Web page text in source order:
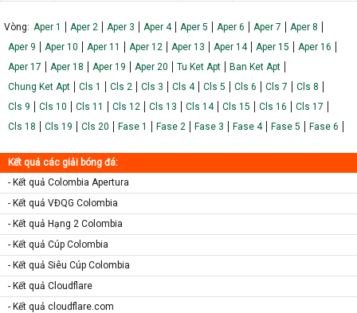
Vòng: Aper 1 Aper 2 Aper 3 Aper 4 Aper 5 Aper 6 Aper 7
Aper 8
Aper 9
Aper 10 Aper 11 Aper 12 Aper 13 Aper 14 Aper 15
Aper 16
Aper 17
Aper 18 Aper 19 Aper 20 Tu Ket Apt
Ban Ket Apt
Chung Ket Apt
Cls 1 Cls 2 Cls 3 Cls 4 Cls 5 Cls 6 Cls 7
Cls 8
Cls 9
Cls 10 Cls 11 Cls 12 Cls 13 Cls 14 Cls 15 Cls 16
Cls 17
Cls 18
Cls 19 Cls 20 Fase 1 Fase 2 Fase 3 Fase 4 Fase 5 Fase 6
Kết quả các giải bóng đá:
- Kết quả Colombia Apertura
- Kết quả VĐQG Colombia
- Kết quả Hạng 2 Colombia
- Kết quả Cúp Colombia
- Kết quả Siêu Cúp Colombia
- Kết quả Cloudflare
- Kết quả cloudflare.com